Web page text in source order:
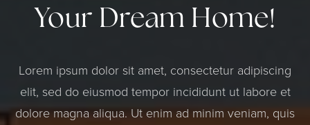
Your Dream Home!
Lorem ipsum dolor sit amet, consectetur adipiscing
elit, sed do eiusmod tempor incididunt ut labore et
dolore magna aliqua. Ut enim ad minim veniam, quis